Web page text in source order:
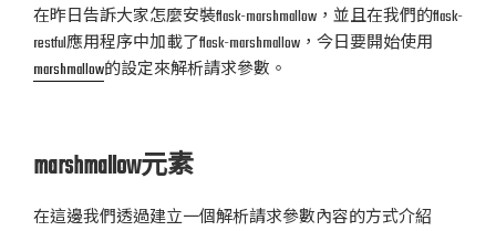
在昨日告訴大家怎麼安裝flask-marshmallow，並且在我們的flask-
restful應用程序中加載了flask-marshmallow，今日要開始使用
marshmallow的設定來解析請求參數。
marshmallow元素
在這邊我們透過建立一個解析請求參數內容的方式介紹